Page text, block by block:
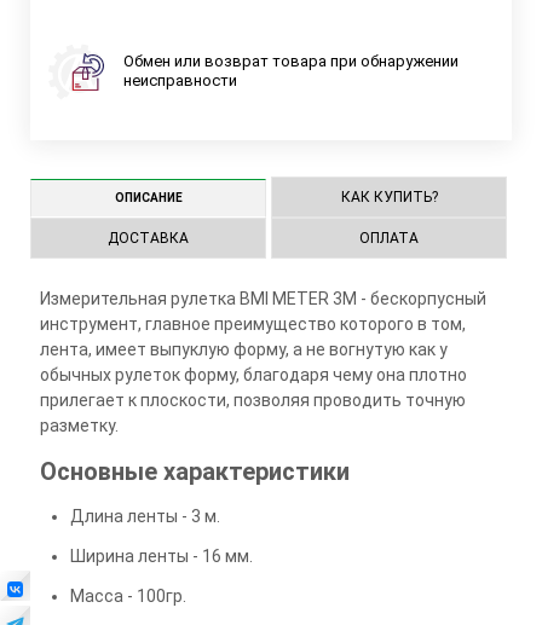
Обмен или возврат товара при обнаружении
неисправности
ОПИСАНИЕ КАК КУПИТЬ?
ДОСТАВКА ОПЛАТА
Измерительная рулетка BMI METER 3M - бескорпусный
инструмент, главное преимущество которого в том,
лента, имеет выпуклую форму, а не вогнутую как у
обычных рулеток форму, благодаря чему она плотно
прилегает к плоскости, позволяя проводить точную
разметку.
Основные характеристики
Длина ленты - 3 м.
Ширина ленты - 16 мм.
Масса - 100гр.